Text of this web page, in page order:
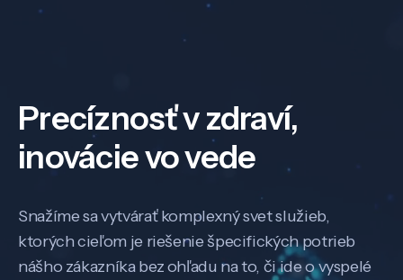
Precíznosť v zdraví,
inovácie vo vede
Snažíme sa vytvárať komplexný svet služieb,
ktorých cieľom je riešenie špecifických potrieb
nášho zákazníka bez ohľadu na to, či ide o vyspelé